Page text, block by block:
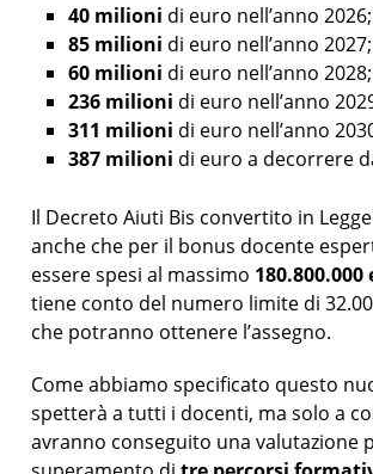
40 milioni di euro nell’anno 2026;
85 milioni di euro nell’anno 2027;
60 milioni di euro nell’anno 2028;
236 milioni di euro nell’anno
311 milioni di euro nell’anno
387 milioni di euro a decorrere
Il Decreto Aiuti Bis convertito in
anche che per il bonus docente
essere spesi al massimo 180.800.000
tiene conto del numero limite di
che potranno ottenere l’assegno.
Come abbiamo specificato questo
spetterà a tutti i docenti, ma solo a
avranno conseguito una valutazione